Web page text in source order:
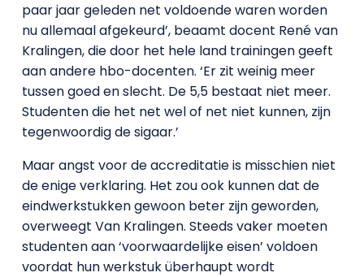
paar jaar geleden net voldoende waren worden
nu allemaal afgekeurd’, beaamt docent René van
Kralingen, die door het hele land trainingen geeft
aan andere hbo-docenten. ‘Er zit weinig meer
tussen goed en slecht. De 5,5 bestaat niet meer.
Studenten die het net wel of net niet kunnen, zijn
tegenwoordig de sigaar.’
Maar angst voor de accreditatie is misschien niet
de enige verklaring. Het zou ook kunnen dat de
eindwerkstukken gewoon beter zijn geworden,
overweegt Van Kralingen. Steeds vaker moeten
studenten aan ‘voorwaardelijke eisen’ voldoen
voordat hun werkstuk überhaupt wordt